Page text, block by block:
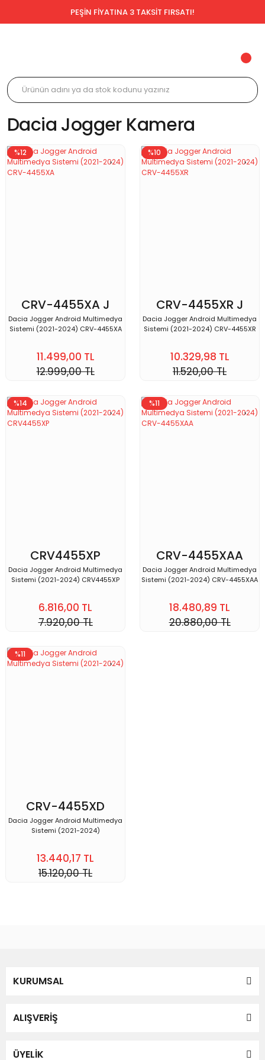
PEŞİN FİYATINA 3 TAKSİT FIRSATI!
Dacia Jogger Kamera
%12
CRV-4455XA J
Dacia Jogger Android Multimedya
Sistemi (2021-2024) CRV-4455XA
11.499,00 TL
12.999,00 TL
%10
CRV-4455XR J
Dacia Jogger Android Multimedya
Sistemi (2021-2024) CRV-4455XR
10.329,98 TL
11.520,00 TL
%14
CRV4455XP
JOGGER
Dacia Jogger Android Multimedya
Sistemi (2021-2024) CRV4455XP
6.816,00 TL
7.920,00 TL
%11
CRV-4455XAA
JOGGER
Dacia Jogger Android Multimedya
Sistemi (2021-2024) CRV-4455XAA
18.480,89 TL
20.880,00 TL
%11
CRV-4455XD
JOGGER
Dacia Jogger Android Multimedya
Sistemi (2021-2024)
13.440,17 TL
15.120,00 TL
KURUMSAL
ALIŞVERİŞ
ÜYELİK